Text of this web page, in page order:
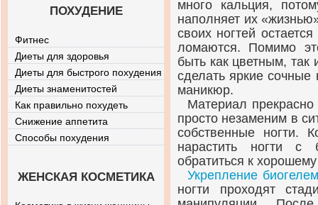
много кальция,
наполняет их
своих ногтей
ломаются. Помимо
быть как цветным,
сделать яркие сочные
маникюр.
Материал прекрасно
просто незаменим в
собственные ногти.
нарастить ногти с
обратиться к
Укрепление биогелем
ногти проходят
ПОХУДЕНИЕ
Фитнес
Диеты для здоровья
Диеты для быстрого похудения
Диеты знаменитостей
Как правильно похудеть
Снижение аппетита
Способы похудения
ЖЕНСКАЯ КОСМЕТИКА